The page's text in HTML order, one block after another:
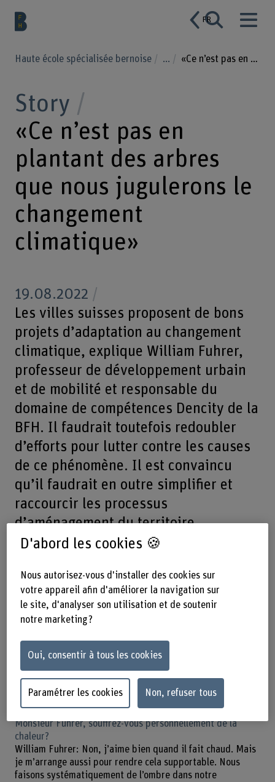
FR
Haute école spécialisée bernoise ... «Ce n’est pas en plantant des arbres que nous jugulerons le changement climatique»
Story
«Ce n’est pas en
plantant des arbres
que nous jugulerons le
changement
climatique»
19.08.2022
Les villes suisses proposent de bons
projets d’adaptation au changement
climatique, explique William Fuhrer,
professeur de développement urbain
et de mobilité et responsable du
domaine de compétences Dencity de la
BFH. Il faudrait toutefois redoubler
d’efforts pour lutter contre les causes
de ce phénomène. Il est convaincu
qu’il faudrait en outre simplifier et
raccourcir les processus
d’aménagement du territoire.
Image: Planification et espace urbain Bienne
Monsieur Fuhrer, souffrez-vous personnellement de la
chaleur?
William Fuhrer: Non, j’aime bien quand il fait chaud. Mais
je m’arrange aussi pour rendre cela supportable. Nous
faisons systématiquement de l’ombre dans notre
D'abord les cookies 🍪
Nous autorisez-vous d'installer des cookies sur
votre appareil afin d'améliorer la navigation sur
le site, d'analyser son utilisation et de soutenir
notre marketing ?
Oui, consentir à tous les cookies
Paramétrer les cookies Non, refuser tous